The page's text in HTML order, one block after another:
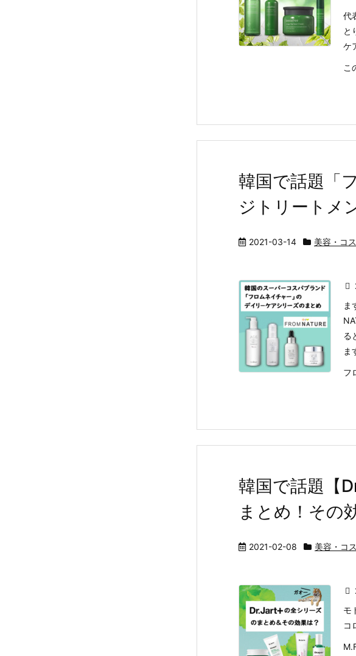
代
と
ケ
こ
韓国で話題「
ジトリートメ
2021-03-14 美容・コ
ま
る
ま
フ
韓国で話題【
まとめ！その
2021-02-08 美容・コ
モ
コ